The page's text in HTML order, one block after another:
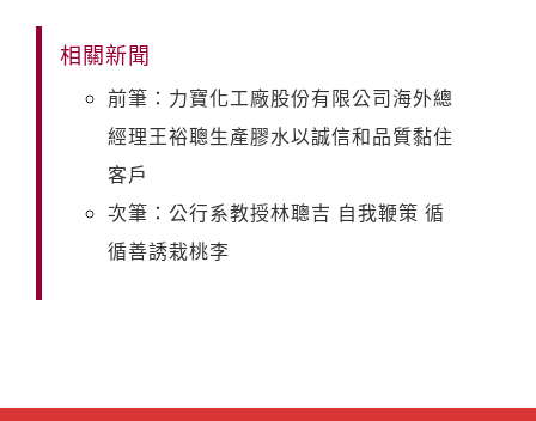
相關新聞
前筆：力寶化工廠股份有限公司海外總
經理王裕聰生產膠水以誠信和品質黏住
客戶
次筆：公行系教授林聰吉 自我鞭策 循
循善誘栽桃李